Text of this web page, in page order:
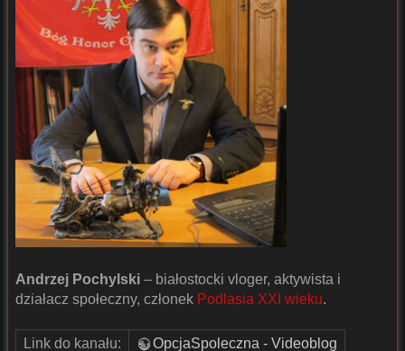
Andrzej Pochylski – białostocki vloger, aktywista i
działacz społeczny, członek Podlasia XXI wieku.
Link do kanału: OpcjaSpoleczna - Videoblog